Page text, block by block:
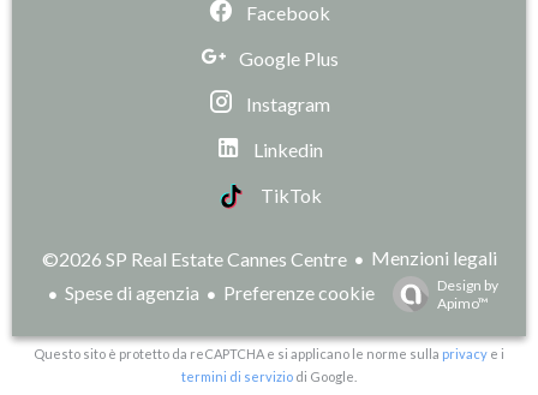
Facebook
Google Plus
Instagram
Linkedin
TikTok
©2026 SP Real Estate Cannes Centre
Menzioni legali
Spese di agenzia
Preferenze cookie
Design by
Apimo™
Questo sito è protetto da reCAPTCHA e si applicano le norme sulla privacy e i
termini di servizio di Google.